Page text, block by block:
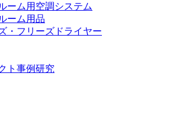
ーム用空調システム
ーム用品
・フリーズドライヤー
ト事例研究